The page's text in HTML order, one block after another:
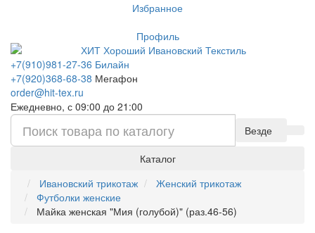
Избранное
Профиль
+7(910)981-27-36 Билайн
+7(920)368-68-38 Мегафон
order@hit-tex.ru
Ежедневно, с 09:00 до 21:00
Везде
Каталог
Ивановский трикотаж
Женский трикотаж
Футболки женские
Майка женская "Мия (голубой)" (раз.46-56)